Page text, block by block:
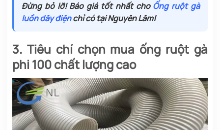
Đừng bỏ lỡ! Báo giá tốt nhất cho Ống ruột gà
luồn dây điệnchỉ có tại Nguyên Lâm!
3. Tiêu chí chọn mua ống ruột gà
phi 100 chất lượng cao